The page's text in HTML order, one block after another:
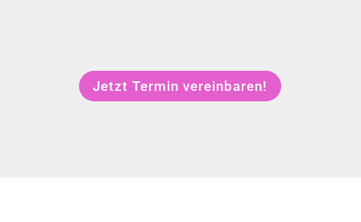
Jetzt Termin vereinbaren!